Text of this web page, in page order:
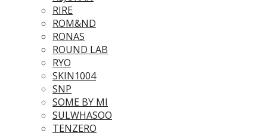
RIRE
ROM&ND
RONAS
ROUND LAB
RYO
SKIN1004
SNP
SOME BY MI
SULWHASOO
TENZERO